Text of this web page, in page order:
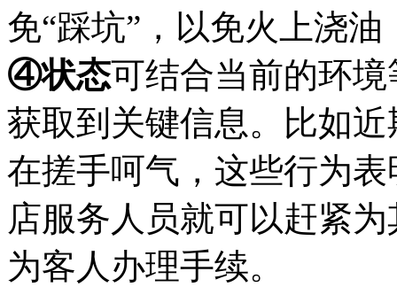
免“踩坑”，以免火上浇油
④状态可结合当前的环
获取到关键信息。比如
在搓手呵气，这些行为
店服务人员就可以赶紧
为客人办理手续。